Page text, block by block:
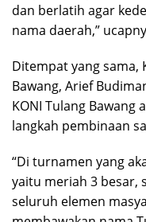
dan berlatih agar
nama daerah,”
Ditempat yang sama,
Bawang, Arief
KONI Tulang Bawang
langkah pembinaan
“Di turnamen yang
yaitu meriah 3 besar,
seluruh elemen